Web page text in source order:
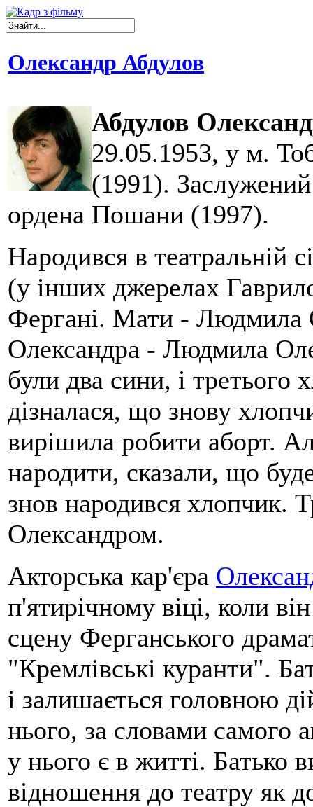
Олександр Абдулов
Абдулов
29.05.1953, у м.
(1991).
ордена Пошани (1997).
Народився в театральній
(у інших джерелах
Фергані. Мати - Людмила
Олександра - Людмила
були два сини, і третього
дізналася, що знову
вирішила робити аборт.
народити, сказали, що
знов народився хлопчик.
Олександром.
Акторська кар'єра
п'ятирічному віці, коли
сцену Ферганського
"Кремлівські куранти".
і залишається головною
нього, за словами самого
у нього є в житті. Батько
відношення до театру як